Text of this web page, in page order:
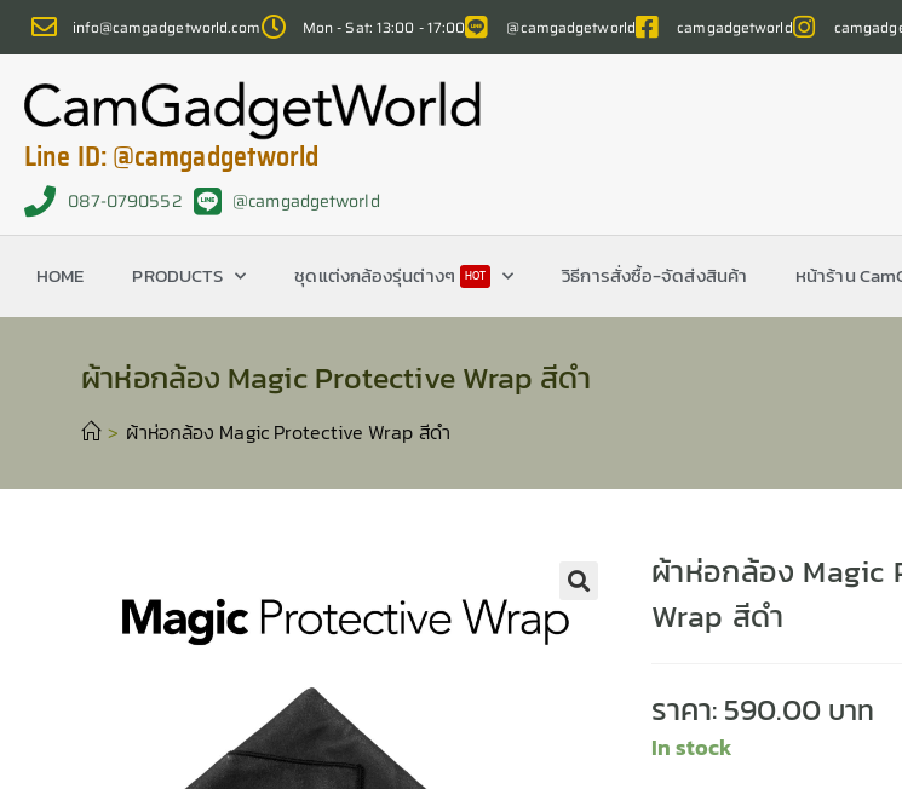
info@camgadgetworld.com Mon - Sat: 13:00 - 17:00 @camgadgetworld camgadgetworld
Line ID: @camgadgetworld
087-0790552 @camgadgetworld
HOME PRODUCTS ชุดแต่งกล้องรุ่นต่างๆ HOT วิธีการสั่งซื้อ-จัดส่งสินค้า หน้าร้าน
ผ้าห่อกล้อง Magic Protective Wrap สีดำ
> ผ้าห่อกล้อง Magic Protective Wrap สีดำ
🔍
ผ้าห่อกล้อง Magic
Wrap สีดำ
ราคา:590.00
In stock